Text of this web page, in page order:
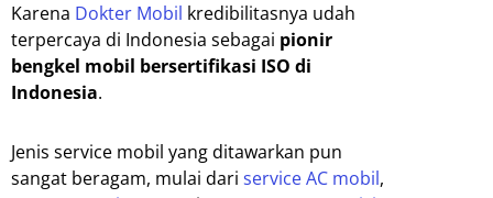
Karena Dokter Mobil kredibilitasnya udah
terpercaya di Indonesia sebagai pionir
bengkel mobil bersertifikasi ISO di
Indonesia.
Jenis service mobil yang ditawarkan pun
sangat beragam, mulai dari service AC mobil,